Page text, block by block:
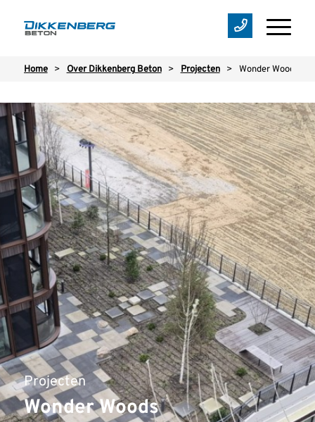
Home > Over Dikkenberg Beton > Projecten > Wonder Woods
Projecten
Wonder Woods